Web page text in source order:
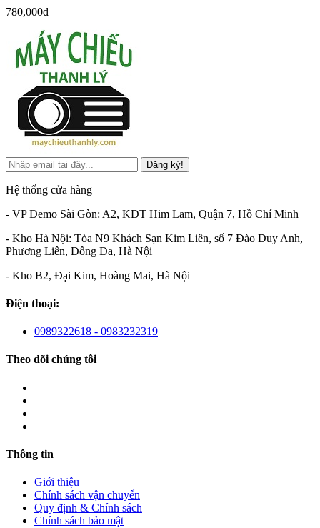
780,000đ
Đăng ký!
Hệ thống cửa hàng
- VP Demo Sài Gòn: A2, KĐT Him Lam, Quận 7, Hồ Chí Minh
- Kho Hà Nội: Tòa N9 Khách Sạn Kim Liên, số 7 Đào Duy Anh,
Phương Liên, Đống Đa, Hà Nội
- Kho B2, Đại Kim, Hoàng Mai, Hà Nội
Điện thoại:
0989322618 - 0983232319
Theo dõi chúng tôi
Thông tin
Giới thiệu
Chính sách vận chuyển
Quy định & Chính sách
Chính sách bảo mật